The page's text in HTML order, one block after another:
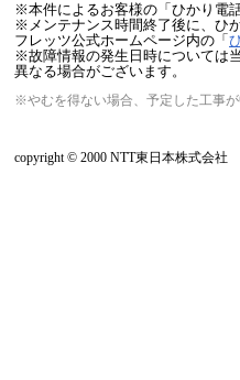
※本件によるお客様の「ひかり電
※メンテナンス時間終了後に、ひ
フレッツ公式ホームページ内の「
※故障情報の発生日時については
異なる場合がございます。
※やむを得ない場合、予定した工事
copyright © 2000 NTT東日本株式会社